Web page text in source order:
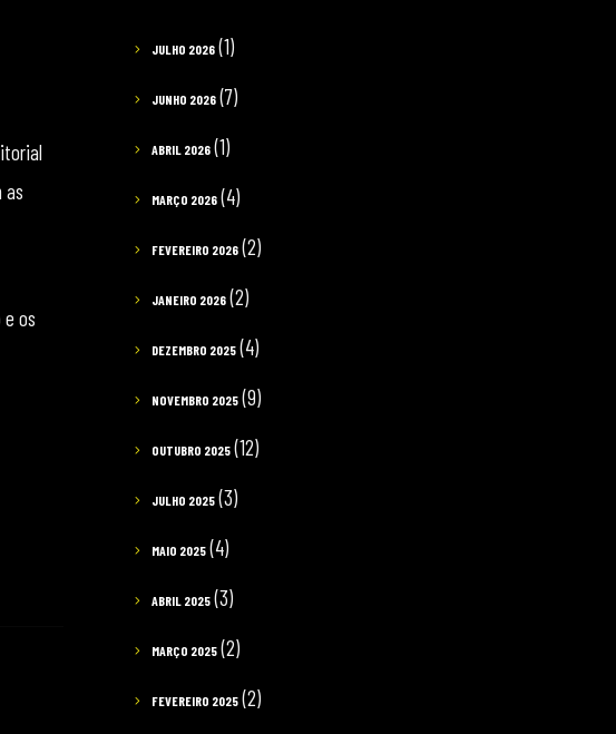
as
os
JULHO 2026 (1)
JUNHO 2026 (7)
ABRIL 2026 (1)
MARÇO 2026 (4)
FEVEREIRO 2026 (2)
JANEIRO 2026 (2)
DEZEMBRO 2025 (4)
NOVEMBRO 2025 (9)
OUTUBRO 2025 (12)
JULHO 2025 (3)
MAIO 2025 (4)
ABRIL 2025 (3)
MARÇO 2025 (2)
FEVEREIRO 2025 (2)